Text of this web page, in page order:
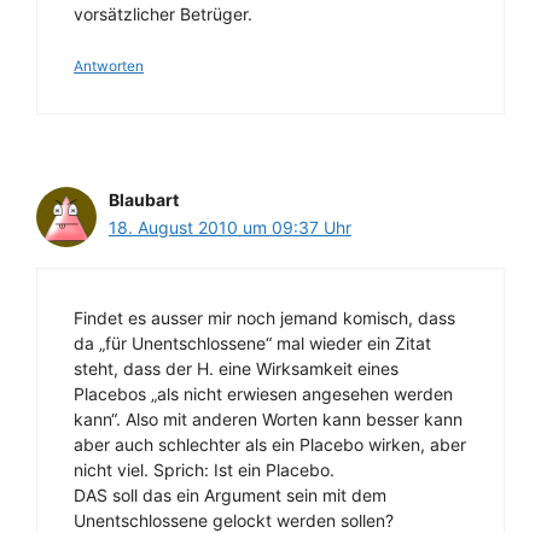
vorsätzlicher Betrüger.
Antworten
Blaubart
18. August 2010 um 09:37 Uhr
Findet es ausser mir noch jemand komisch, dass
da „für Unentschlossene“ mal wieder ein Zitat
steht, dass der H. eine Wirksamkeit eines
Placebos „als nicht erwiesen angesehen werden
kann“. Also mit anderen Worten kann besser kann
aber auch schlechter als ein Placebo wirken, aber
nicht viel. Sprich: Ist ein Placebo.
DAS soll das ein Argument sein mit dem
Unentschlossene gelockt werden sollen?